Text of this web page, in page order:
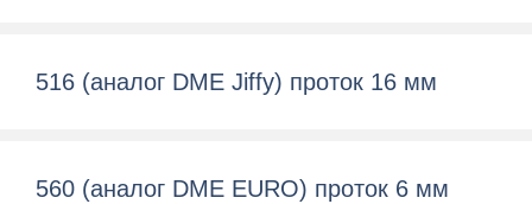
516 (аналог DME Jiffy) проток 16 мм
560 (аналог DME EURO) проток 6 мм